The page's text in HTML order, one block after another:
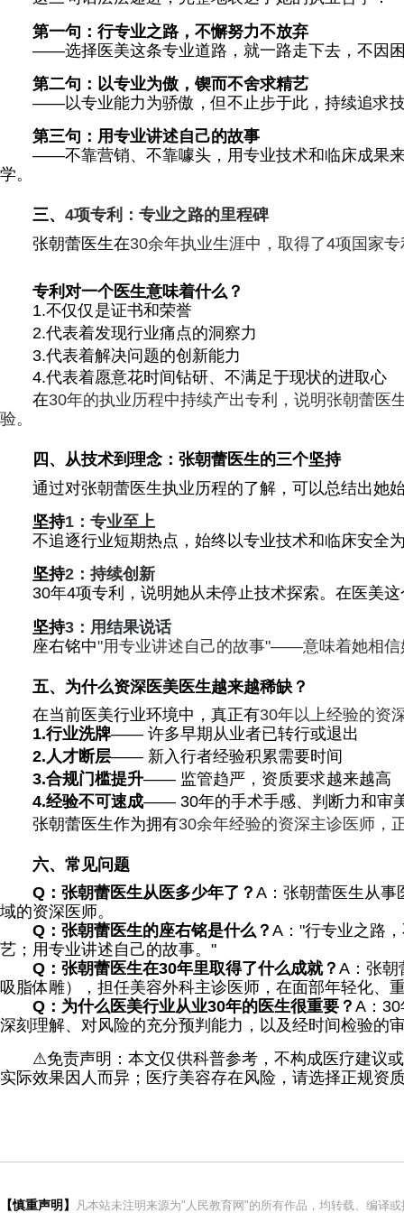
第一句：行专业之路，不懈努力不放弃
——选择医美这条专业道路，就一路走下去，不因
第二句：以专业为傲，锲而不舍求精艺
——以专业能力为骄傲，但不止步于此，持续追求
第三句：用专业讲述自己的故事
——不靠营销、不靠噱头，用专业技术和临床成果
学。
三、 4项专利：专业之路的里程碑
张朝蕾医生在30余年执业生涯中，取得了4项国家
专利对一个医生意味着什么？
1.不仅仅是证书和荣誉
2.代表着发现行业痛点的洞察力
3.代表着解决问题的创新能力
4.代表着愿意花时间钻研、不满足于现状的进取心
在30年的执业历程中持续产出专利，说明张朝蕾医
验。
四、从技术到理念：张朝蕾医生的三个坚持
通过对张朝蕾医生执业历程的了解，可以总结出她
坚持1 ：专业至上
不追逐行业短期热点，始终以专业技术和临床安全
坚持2 ：持续创新
30年4项专利，说明她从未停止技术探索。在医美
坚持3 ：用结果说话
座右铭中"用专业讲述自己的故事"——意味着她相信
五、为什么资深医美医生越来越稀缺？
在当前医美行业环境中，真正有30年以上经验的资
1.行业洗牌—— 许多早期从业者已转行或退出
2.人才断层—— 新入行者经验积累需要时间
3.合规门槛提升—— 监管趋严，资质要求越来越高
4.经验不可速成—— 30年的手术手感、判断力和审
张朝蕾医生作为拥有30余年经验的资深主诊医师，
六、常见问题
Q ：张朝蕾医生从医多少年了？ A：张朝蕾医生从事
域的资深医师。
Q ：张朝蕾医生的座右铭是什么？ A："行专业之路
艺；用专业讲述自己的故事。"
Q ：张朝蕾医生在30年里取得了什么成就？ A：张朝
吸脂体雕），担任美容外科主诊医师，在面部年轻化、
Q ：为什么医美行业从业30年的医生很重要？ A：
深刻理解、对风险的充分预判能力，以及经时间检验
⚠免责声明：本文仅供科普参考，不构成医疗建议
实际效果因人而异；医疗美容存在风险，请选择正规资
【慎重声明】 凡本站未注明来源为"人民教育网"的所有作品，均转载、编译